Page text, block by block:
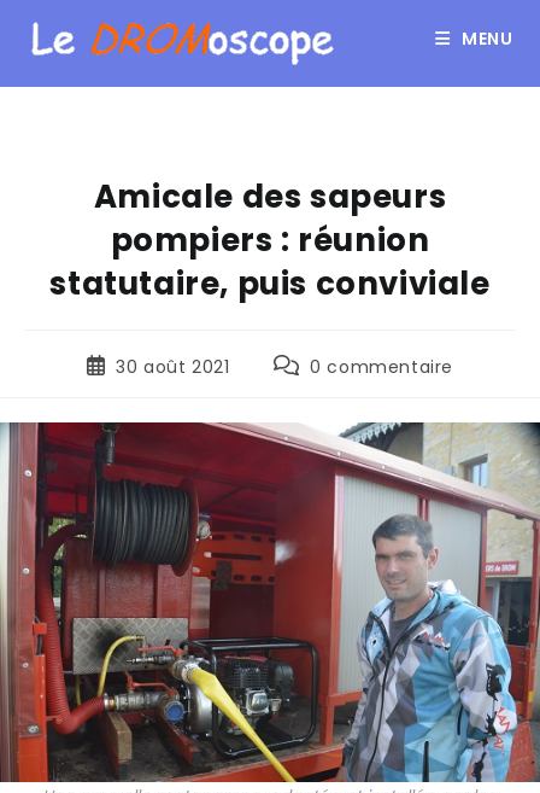
MENU
Amicale des sapeurs
pompiers : réunion
statutaire, puis conviviale
30 août 2021 0 commentaire